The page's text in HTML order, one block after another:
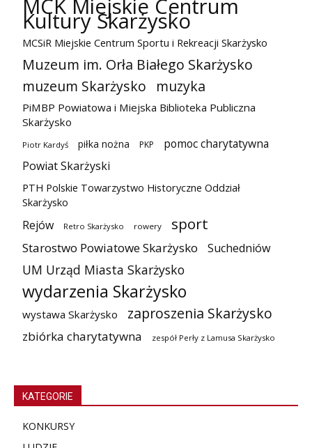
MCK Miejskie Centrum
Kultury Skarżysko
MCSiR Miejskie Centrum Sportu i Rekreacji Skarżysko
Muzeum im. Orła Białego Skarżysko
muzeum Skarżysko
muzyka
PiMBP Powiatowa i Miejska Biblioteka Publiczna
Skarżysko
Piotr Kardyś piłka nożna PKP
pomoc charytatywna
Powiat Skarżyski
PTH Polskie Towarzystwo Historyczne Oddział
Skarżysko
Rejów Retro Skarżysko rowery sport
Starostwo Powiatowe Skarżysko Suchedniów
UM Urząd Miasta Skarżysko
wydarzenia Skarżysko
wystawa Skarżysko zaproszenia Skarżysko
zbiórka charytatywna zespół Perły z Lamusa Skarżysko
KATEGORIE
KONKURSY